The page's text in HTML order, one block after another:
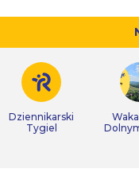
Dziennikarski
Tygiel